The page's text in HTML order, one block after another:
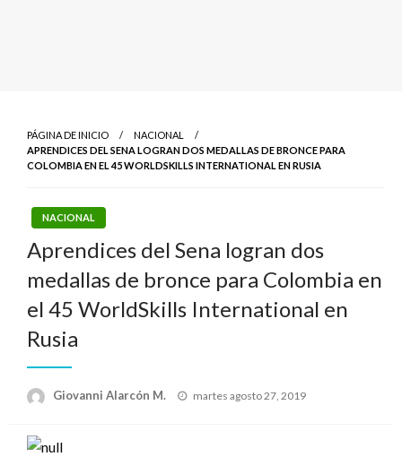
PÁGINA DE INICIO
NACIONAL
APRENDICES DEL SENA LOGRAN DOS MEDALLAS DE BRONCE PARA
COLOMBIA EN EL 45 WORLDSKILLS INTERNATIONAL EN RUSIA
NACIONAL
Aprendices del Sena logran dos
medallas de bronce para Colombia en
el 45 WorldSkills International en
Rusia
Giovanni Alarcón M.
Publicado
martes agosto 27, 2019